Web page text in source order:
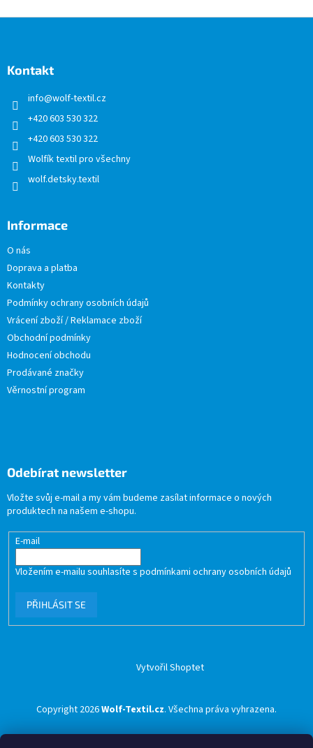
Kontakt
info@wolf-textil.cz
+420 603 530 322
+420 603 530 322
Wolfík textil pro všechny
wolf.detsky.textil
Informace
O nás
Doprava a platba
Kontakty
Podmínky ochrany osobních údajů
Vrácení zboží / Reklamace zboží
Obchodní podmínky
Hodnocení obchodu
Prodávané značky
Věrnostní program
Odebírat newsletter
Vložte svůj e-mail a my vám budeme zasílat informace o nových
produktech na našem e-shopu.
E-mail
Vložením e-mailu souhlasíte s podmínkami ochrany osobních údajů
PŘIHLÁSIT SE
Vytvořil Shoptet
Copyright 2026Wolf-Textil.cz. Všechna práva vyhrazena.